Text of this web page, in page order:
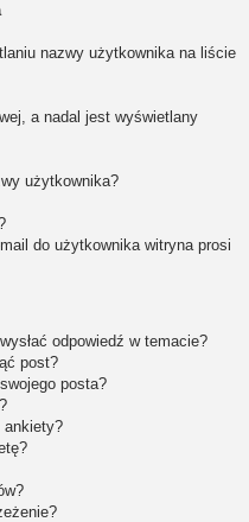
nazwy użytkownika na liście
a nadal jest wyświetlany
użytkownika?
do użytkownika witryna prosi
odpowiedź w temacie?
post?
posta?
ankiety?